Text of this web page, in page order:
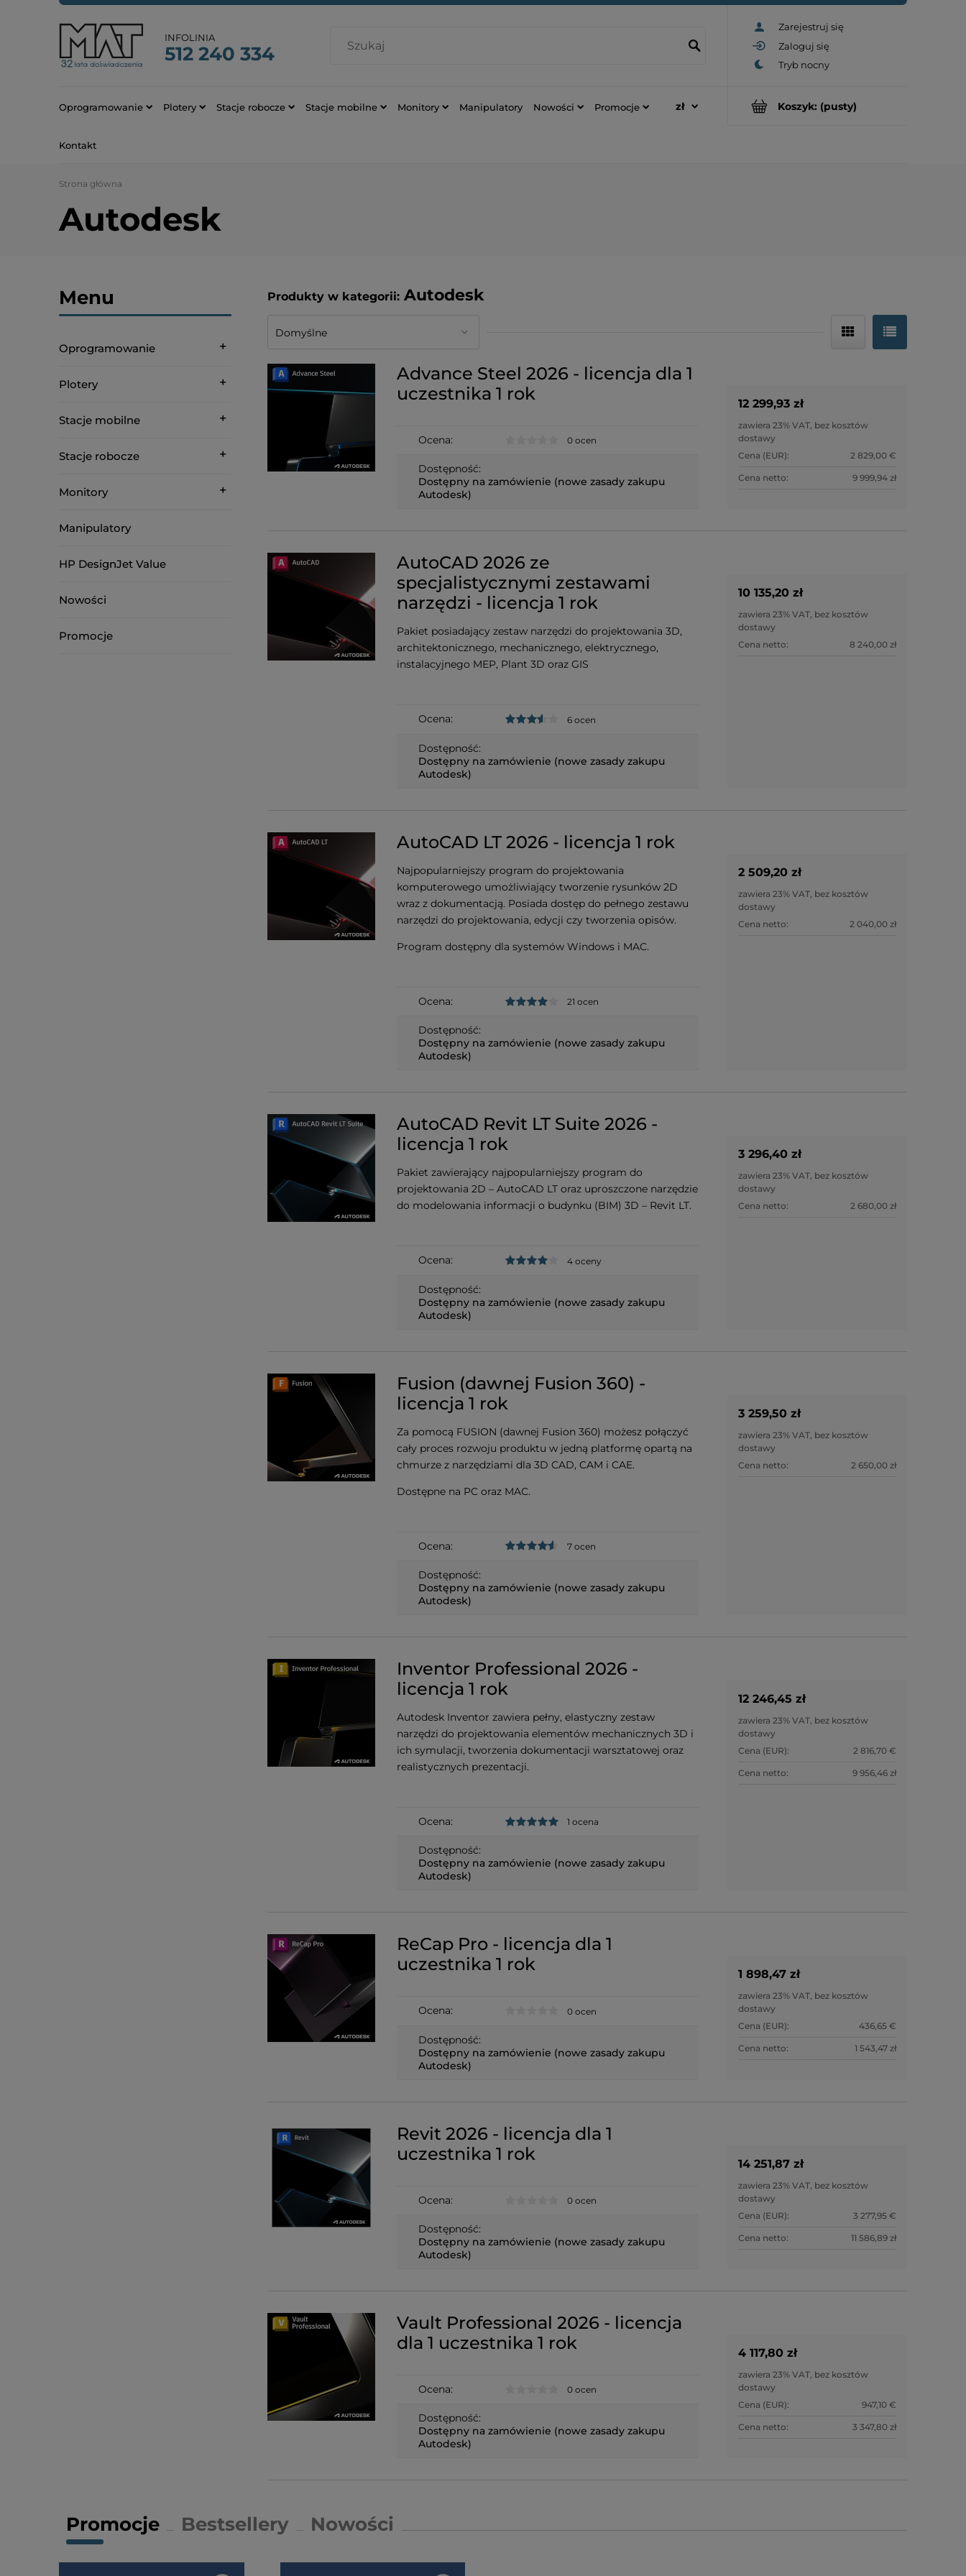
Zarejestruj się
Zaloguj się
INFOLINIA
512 240 334
Koszyk: (pusty)
Oprogramowanie Plotery Stacje robocze Stacje mobilne Monitory Manipulatory Nowości Promocje
Kontakt
Strona główna
Autodesk
Menu
Oprogramowanie
Plotery
Stacje mobilne
Stacje robocze
Monitory
Manipulatory
HP DesignJet Value
Nowości
Promocje
Autodesk
Advance Steel 2026 - licencja dla 1
uczestnika 1 rok
Ocena: 0 ocen
Dostępność:
Dostępny na zamówienie (nowe zasady zakupu
Autodesk)
12 299,93 zł
zawiera 23% VAT, bez kosztów
dostawy
Cena (EUR):
2 829,00 €
Cena netto: 9 999,94 zł
AutoCAD 2026 ze
specjalistycznymi zestawami
narzędzi - licencja 1 rok
Pakiet posiadający zestaw narzędzi do projektowania 3D,
architektonicznego, mechanicznego, elektrycznego,
instalacyjnego MEP, Plant 3D oraz GIS
Ocena: 6 ocen
Dostępność:
Dostępny na zamówienie (nowe zasady zakupu
Autodesk)
10 135,20 zł
zawiera 23% VAT, bez kosztów
dostawy
Cena netto:
8 240,00 zł
AutoCAD LT 2026 - licencja 1 rok
Najpopularniejszy program do projektowania
komputerowego umożliwiający tworzenie rysunków 2D
wraz z dokumentacją. Posiada dostęp do pełnego zestawu
narzędzi do projektowania, edycji czy tworzenia opisów.
Program dostępny dla systemów Windows i MAC.
Ocena: 21 ocen
Dostępność:
Dostępny na zamówienie (nowe zasady zakupu
Autodesk)
2 509,20 zł
zawiera 23% VAT, bez kosztów
dostawy
Cena netto:
2 040,00 zł
AutoCAD Revit LT Suite 2026 -
licencja 1 rok
Pakiet zawierający najpopularniejszy program do
projektowania 2D – AutoCAD LT oraz uproszczone narzędzie
do modelowania informacji o budynku (BIM) 3D – Revit LT.
Ocena: 4 oceny
Dostępność:
Dostępny na zamówienie (nowe zasady zakupu
Autodesk)
3 296,40 zł
zawiera 23% VAT, bez kosztów
dostawy
Cena netto:
2 680,00 zł
Fusion (dawnej Fusion 360) -
licencja 1 rok
Za pomocą FUSION (dawnej Fusion 360) możesz połączyć
cały proces rozwoju produktu w jedną platformę opartą na
chmurze z narzędziami dla 3D CAD, CAM i CAE.
Dostępne na PC oraz MAC.
Ocena: 7 ocen
Dostępność:
Dostępny na zamówienie (nowe zasady zakupu
Autodesk)
3 259,50 zł
zawiera 23% VAT, bez kosztów
dostawy
Cena netto:
2 650,00 zł
Inventor Professional 2026 -
licencja 1 rok
Autodesk Inventor zawiera pełny, elastyczny zestaw
narzędzi do projektowania elementów mechanicznych 3D i
ich symulacji, tworzenia dokumentacji warsztatowej oraz
realistycznych prezentacji.
Ocena: 1 ocena
Dostępność:
Dostępny na zamówienie (nowe zasady zakupu
Autodesk)
12 246,45 zł
zawiera 23% VAT, bez kosztów
dostawy
Cena (EUR):
2 816,70 €
Cena netto: 9 956,46 zł
ReCap Pro - licencja dla 1
uczestnika 1 rok
Ocena: 0 ocen
Dostępność:
Dostępny na zamówienie (nowe zasady zakupu
Autodesk)
1 898,47 zł
zawiera 23% VAT, bez kosztów
dostawy
Cena (EUR):
436,65 €
Cena netto: 1 543,47 zł
Revit 2026 - licencja dla 1
uczestnika 1 rok
Ocena: 0 ocen
Dostępność:
Dostępny na zamówienie (nowe zasady zakupu
Autodesk)
14 251,87 zł
zawiera 23% VAT, bez kosztów
dostawy
Cena (EUR):
3 277,95 €
Cena netto: 11 586,89 zł
Vault Professional 2026 - licencja
dla 1 uczestnika 1 rok
Ocena: 0 ocen
Dostępność:
Dostępny na zamówienie (nowe zasady zakupu
Autodesk)
4 117,80 zł
zawiera 23% VAT, bez kosztów
dostawy
Cena (EUR):
947,10 €
Cena netto: 3 347,80 zł
Promocje Nowości
Bestsellery